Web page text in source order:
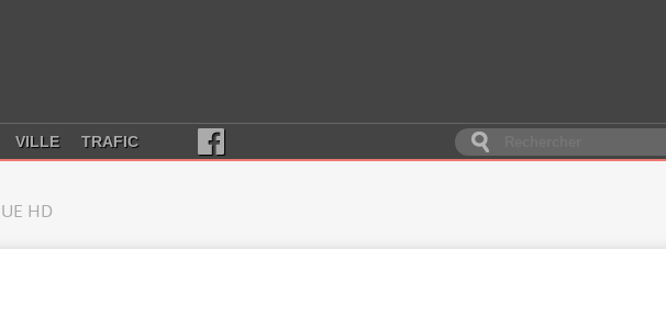
VILLE TRAFIC
HD